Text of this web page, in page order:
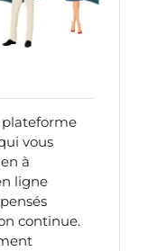
plateforme
vous
à
ligne
continue.